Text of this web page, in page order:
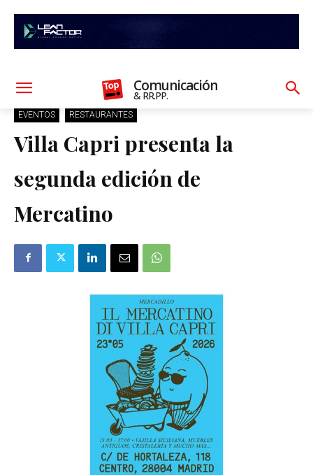
Comunicación
& RR.PP.
EVENTOS RESTAURANTES
Villa Capri presenta la
segunda edición de
Mercatino